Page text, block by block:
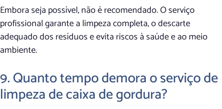
Embora seja possível, não é recomendado. O serviço
profissional garante a limpeza completa, o descarte
adequado dos resíduos e evita riscos à saúde e ao meio
ambiente.
9. Quanto tempo demora o serviço de
limpeza de caixa de gordura?